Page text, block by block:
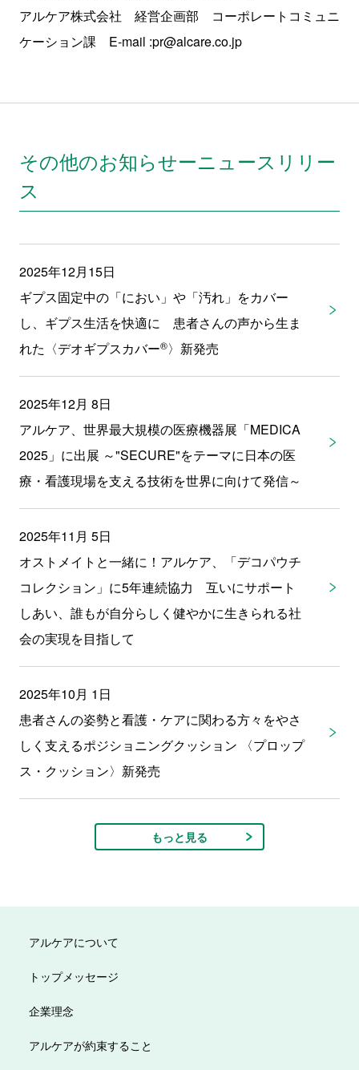
アルケア株式会社 経営企画部 コーポレートコミュニ
ケーション課 E-mail :pr@alcare.co.jp
その他のお知らせーニュースリリー
ス
2025年12月15日
ギプス固定中の「におい」や「汚れ」をカバー
し、ギプス生活を快適に 患者さんの声から生ま
れた〈デオギプスカバー®〉新発売
2025年12月 8日
アルケア、世界最大規模の医療機器展「MEDICA
2025」に出展 ～"SECURE"をテーマに日本の医
療・看護現場を支える技術を世界に向けて発信～
2025年11月 5日
オストメイトと一緒に！アルケア、「デコパウチ
コレクション」に5年連続協力 互いにサポート
しあい、誰もが自分らしく健やかに生きられる社
会の実現を目指して
2025年10月 1日
患者さんの姿勢と看護・ケアに関わる方々をやさ
しく支えるポジショニングクッション 〈プロップ
ス・クッション〉新発売
もっと見る
アルケアについて
トップメッセージ
企業理念
アルケアが約束すること